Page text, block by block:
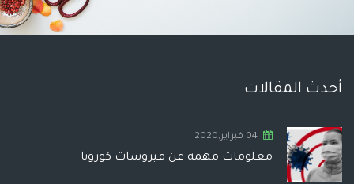
أحدث المقالات
04 فبراير,2020
معلومات مهمة عن فيروسات كورونا